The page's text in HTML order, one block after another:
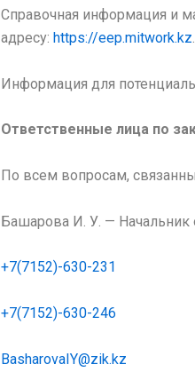
Справочная информация и
адресу: https://eep.mitwork.kz.
Информация для
Ответственные лица по
По всем вопросам,
Башарова И. У. — Начальник
+7(7152)-630-231
+7(7152)-630-246
BasharovaIY@zik.kz